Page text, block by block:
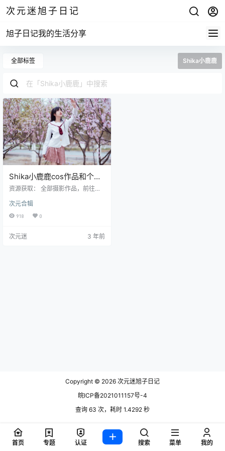
次元迷旭子日记
旭子日记我的生活分享
全部标签 Shika小鹿鹿
Shika小鹿鹿cos作品和个人
介绍完美侧颜，coser中的高
资源获取： 全部摄影作品，前往获
们要说的这位女主角无论是从外貌
到气质，还是从脸蛋到身材那都是
颜值不输抱走莫子aa 如果之前没听
次元合辑
918 0
次元迷 3 年前
Copyright © 2026 次元迷旭子日记
皖ICP备2021011157号-4
查询 63 次，耗时 1.4292 秒
首页 专题 认证 搜索 菜单 我的